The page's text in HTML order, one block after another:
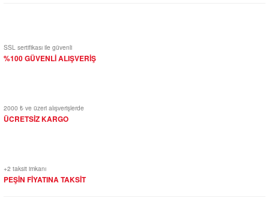
SSL sertifikası ile güvenli
%100 GÜVENLİ ALIŞVERİŞ
2000 ₺ ve üzeri alışverişlerde
ÜCRETSİZ KARGO
+2 taksit imkanı
PEŞİN FİYATINA TAKSİT